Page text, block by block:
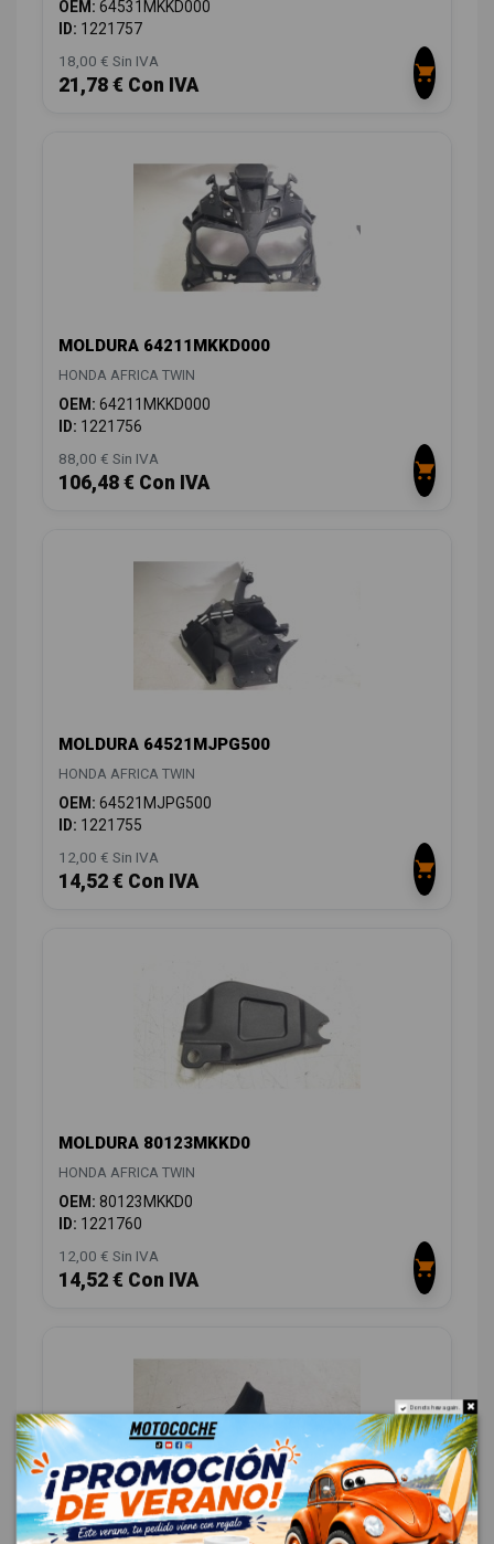
OEM: 64531MKKD000
ID: 1221757
18,00 € Sin IVA
21,78 € Con IVA
MOLDURA 64211MKKD000
HONDA AFRICA TWIN
OEM: 64211MKKD000
ID: 1221756
88,00 € Sin IVA
106,48 € Con IVA
MOLDURA 64521MJPG500
HONDA AFRICA TWIN
OEM: 64521MJPG500
ID: 1221755
12,00 € Sin IVA
14,52 € Con IVA
MOLDURA 80123MKKD0
HONDA AFRICA TWIN
OEM: 80123MKKD0
ID: 1221760
12,00 € Sin IVA
14,52 € Con IVA
Do not show again.